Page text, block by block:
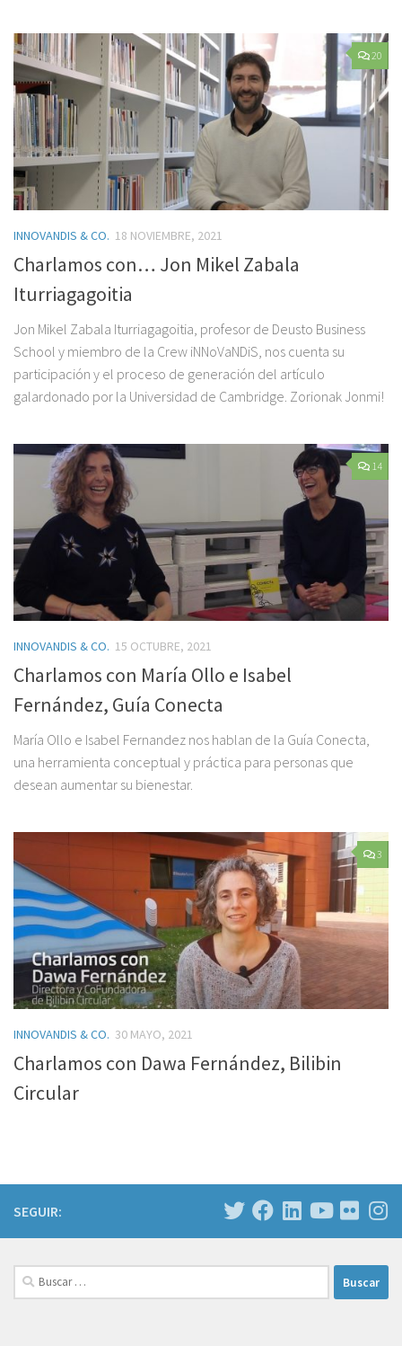
20
INNOVANDIS & CO. 18 NOVIEMBRE, 2021
Charlamos con… Jon Mikel Zabala
Iturriagagoitia
Jon Mikel Zabala Iturriagagoitia, profesor de Deusto Business
School y miembro de la Crew iNNoVaNDiS, nos cuenta su
participación y el proceso de generación del artículo
galardonado por la Universidad de Cambridge. Zorionak Jonmi!
14
INNOVANDIS & CO. 15 OCTUBRE, 2021
Charlamos con María Ollo e Isabel
Fernández, Guía Conecta
María Ollo e Isabel Fernandez nos hablan de la Guía Conecta,
una herramienta conceptual y práctica para personas que
desean aumentar su bienestar.
3
INNOVANDIS & CO. 30 MAYO, 2021
Charlamos con Dawa Fernández, Bilibin
Circular
SEGUIR:
Buscar: